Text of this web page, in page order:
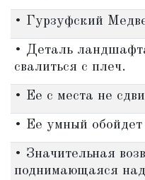
• Гурзуфский
• Деталь
свалиться с плеч.
• Ее с места не
• Ее умный обойдет
• Значительная
поднимающаяся